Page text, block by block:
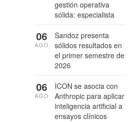
gestión operativa
sólida: especialista
Sandoz presenta
sólidos resultados en
el primer semestre de
2026
06
AGO
ICON se asocia con
Anthropic para aplicar
inteligencia artificial a
ensayos clínicos
06
AGO